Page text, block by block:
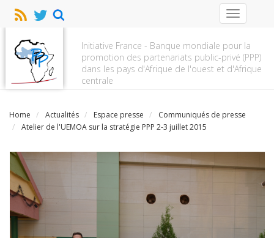
Initiative France - Banque mondiale pour la
promotion des partenariats public-privé (PPP)
dans les pays d'Afrique de l'ouest et d'Afrique
centrale
Toggle
navigation
Home Actualités Espace presse
Communiqués de presse
Atelier de l'UEMOA sur la stratégie PPP 2-3 juillet 2015